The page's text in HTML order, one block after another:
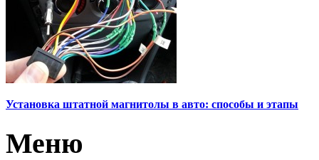
Установка штатной магнитолы в авто: способы и этапы
Меню